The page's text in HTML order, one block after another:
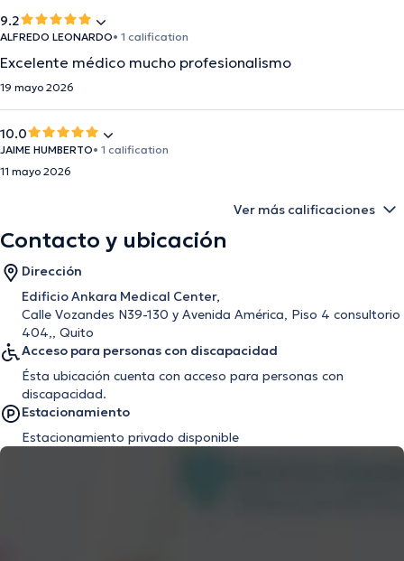
9.2
ALFREDO LEONARDO• 1 calification
Excelente médico mucho profesionalismo
19 mayo 2026
10.0
JAIME HUMBERTO• 1 calification
11 mayo 2026
Ver más calificaciones
Contacto y ubicación
Dirección
Edificio Ankara Medical Center,
Calle Vozandes N39-130 y Avenida América, Piso 4 consultorio
404,, Quito
Acceso para personas con discapacidad
Ésta ubicación cuenta con acceso para personas con
discapacidad.
Estacionamiento
Estacionamiento privado disponible